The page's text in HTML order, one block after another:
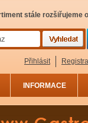
stále rozšiřujeme
Přihlásit
INFORMACE